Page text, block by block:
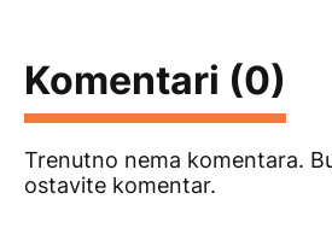
Komentari (0)
Trenutno nema komentara.
ostavite komentar.